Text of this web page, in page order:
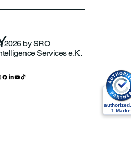
2026 by SRO
Services e.K.